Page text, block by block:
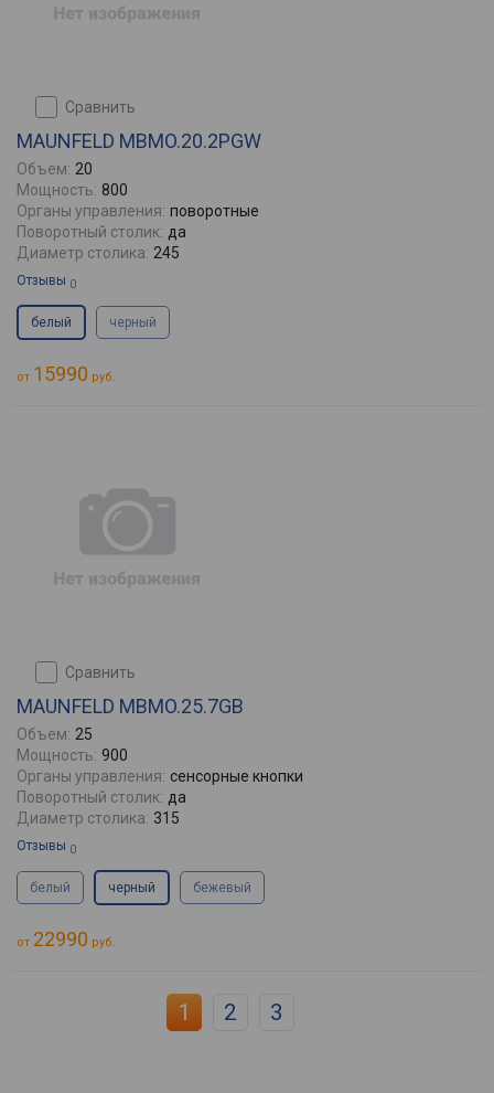
сравнить
MAUNFELD MBMO.20.2PGW
Объем: 20
Мощность: 800
Органы управления: поворотные
Поворотный столик: да
Диаметр столика: 245
Отзывы 0
белый черный
от 15990 руб.
сравнить
MAUNFELD MBMO.25.7GB
Объем: 25
Мощность: 900
Органы управления: сенсорные кнопки
Поворотный столик: да
Диаметр столика: 315
Отзывы 0
белый черный бежевый
от 22990 руб.
1 2 3